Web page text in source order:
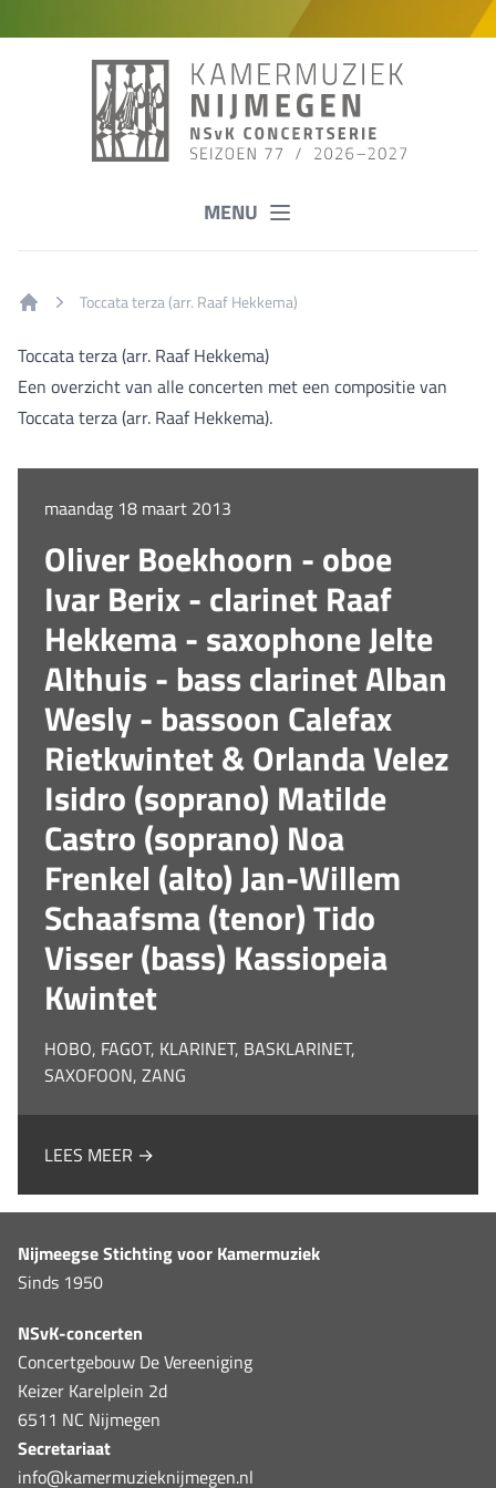
MENU
Toccata terza (arr. Raaf Hekkema)
Toccata terza (arr. Raaf Hekkema)
Een overzicht van alle concerten met een compositie van
Toccata terza (arr. Raaf Hekkema).
maandag 18 maart 2013
Oliver Boekhoorn - oboe
Ivar Berix - clarinet Raaf
Hekkema - saxophone Jelte
Althuis - bass clarinet Alban
Wesly - bassoon Calefax
Rietkwintet & Orlanda Velez
Isidro (soprano) Matilde
Castro (soprano) Noa
Frenkel (alto) Jan-Willem
Schaafsma (tenor) Tido
Visser (bass) Kassiopeia
Kwintet
HOBO, FAGOT, KLARINET, BASKLARINET,
SAXOFOON, ZANG
LEES MEER →
Nijmeegse Stichting voor Kamermuziek
Sinds 1950
NSvK-concerten
Concertgebouw De Vereeniging
Keizer Karelplein 2d
6511 NC Nijmegen
Secretariaat
info@kamermuzieknijmegen.nl